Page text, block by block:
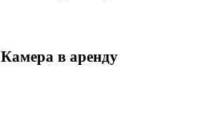
Камера в аренду